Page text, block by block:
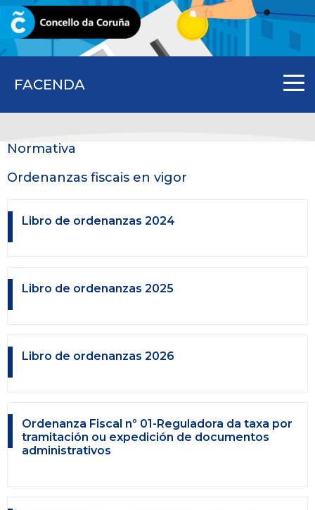
FACENDA
CORUNA.GAL
Normativa
Ordenanzas fiscais en vigor
Libro de ordenanzas 2024
Libro de ordenanzas 2025
Libro de ordenanzas 2026
Ordenanza Fiscal nº 01-Reguladora da taxa por
tramitación ou expedición de documentos
administrativos